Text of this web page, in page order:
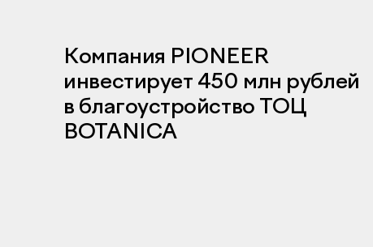
Компания PIONEER
инвестирует 450 млн рублей
в благоустройство ТОЦ
BOTANICA